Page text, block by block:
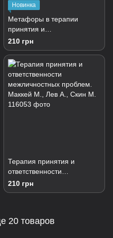
Новинка
Метафоры в терапии
принятия и
ответственности.
Практическое руководство.
Стоддард Д., Афари Н.
210 грн
Терапия принятия и
ответственности
межличностных проблем.
Маккей М., Лев А., Скин М.
210 грн
20 товаров